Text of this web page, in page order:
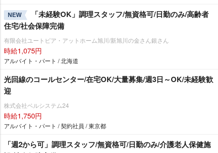
NEW
「未経験OK」調理スタッフ/無資格可/日勤のみ/高齢者
住宅/社会保障完備
有限会社ユートピア・アットホーム旭川/新旭川の金さん銀さん
時給1,075円
アルバイト・パート / 北海道
光回線のコールセンター/在宅OK/大量募集/週3日～OK/未経験歓
迎
株式会社ベルシステム24
時給1,750円
アルバイト・パート / 契約社員 / 東京都
「週2から可」調理スタッフ/無資格可/日勤のみ/介護老人保健施